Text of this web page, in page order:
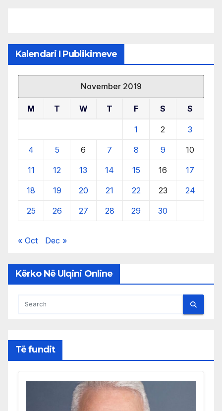
Kalendari I Publikimeve
November 2019
M T W T F S S
1 2 3
4 5 6 7 8 9 10
11 12 13 14 15 16 17
18 19 20 21 22 23 24
25 26 27 28 29 30
« Oct Dec »
Kërko Në Ulqini Online
Të fundit